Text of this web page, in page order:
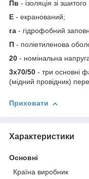
Пв - ізоляція зі
Е - екранований;
га - гідрофобний
П - поліетиленова
20 - номінальна
3х70/50 - три основні
(мідний провідник)
Приховати
Характеристики
Основні
Країна виробник